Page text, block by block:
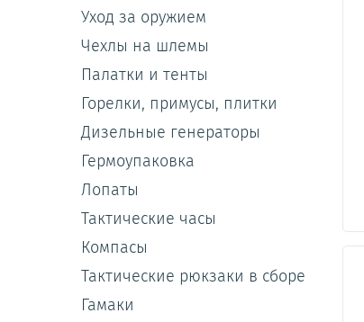
Уход за оружием
Чехлы на шлемы
Палатки и тенты
Горелки, примусы, плитки
Дизельные генераторы
Гермоупаковка
Лопаты
Тактические часы
Компасы
Тактические рюкзаки в сборе
Гамаки